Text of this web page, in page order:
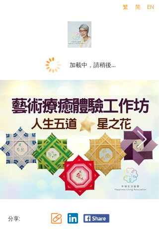
繁 简 EN
加載中，請稍後...
分享: